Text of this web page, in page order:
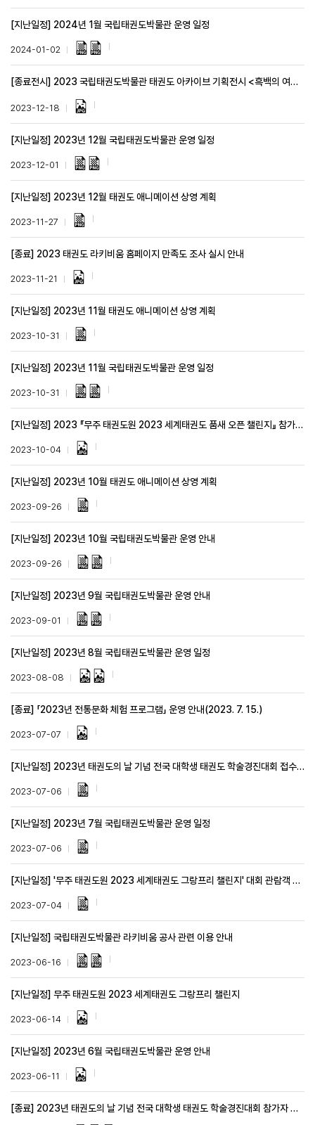
[지난일정] 2024년 1월 국립태권도박물관 운영 일정
2024-01-02
[종료전시] 2023 국립태권도박물관 태권도 아카이브 기획전시 <흑백의 여로旅路> 안내
2023-12-18
[지난일정] 2023년 12월 국립태권도박물관 운영 일정
2023-12-01
[지난일정] 2023년 12월 태권도 애니메이션 상영 계획
2023-11-27
[종료] 2023 태권도 라키비움 홈페이지 만족도 조사 실시 안내
2023-11-21
[지난일정] 2023년 11월 태권도 애니메이션 상영 계획
2023-10-31
[지난일정] 2023년 11월 국립태권도박물관 운영 일정
2023-10-31
[지난일정] 2023 『무주 태권도원 2023 세계태권도 품새 오픈 챌린지』 참가자 모집안내
2023-10-04
[지난일정] 2023년 10월 태권도 애니메이션 상영 계획
2023-09-26
[지난일정] 2023년 10월 국립태권도박물관 운영 안내
2023-09-26
[지난일정] 2023년 9월 국립태권도박물관 운영 안내
2023-09-01
[지난일정] 2023년 8월 국립태권도박물관 운영 일정
2023-08-08
[종료] 「2023년 전통문화 체험 프로그램」 운영 안내(2023. 7. 15.)
2023-07-07
[지난일정] 2023년 태권도의 날 기념 전국 대학생 태권도 학술경진대회 접수 기간 연장(~7.21.)
2023-07-06
[지난일정] 2023년 7월 국립태권도박물관 운영 일정
2023-07-06
[지난일정] '무주 태권도원 2023 세계태권도 그랑프리 챌린지' 대회 관람객 모집
2023-07-04
[지난일정] 국립태권도박물관 라키비움 공사 관련 이용 안내
2023-06-16
[지난일정] 무주 태권도원 2023 세계태권도 그랑프리 챌린지
2023-06-14
[지난일정] 2023년 6월 국립태권도박물관 운영 안내
2023-06-11
[종료] 2023년 태권도의 날 기념 전국 대학생 태권도 학술경진대회 참가자 모집(~7. 7.)